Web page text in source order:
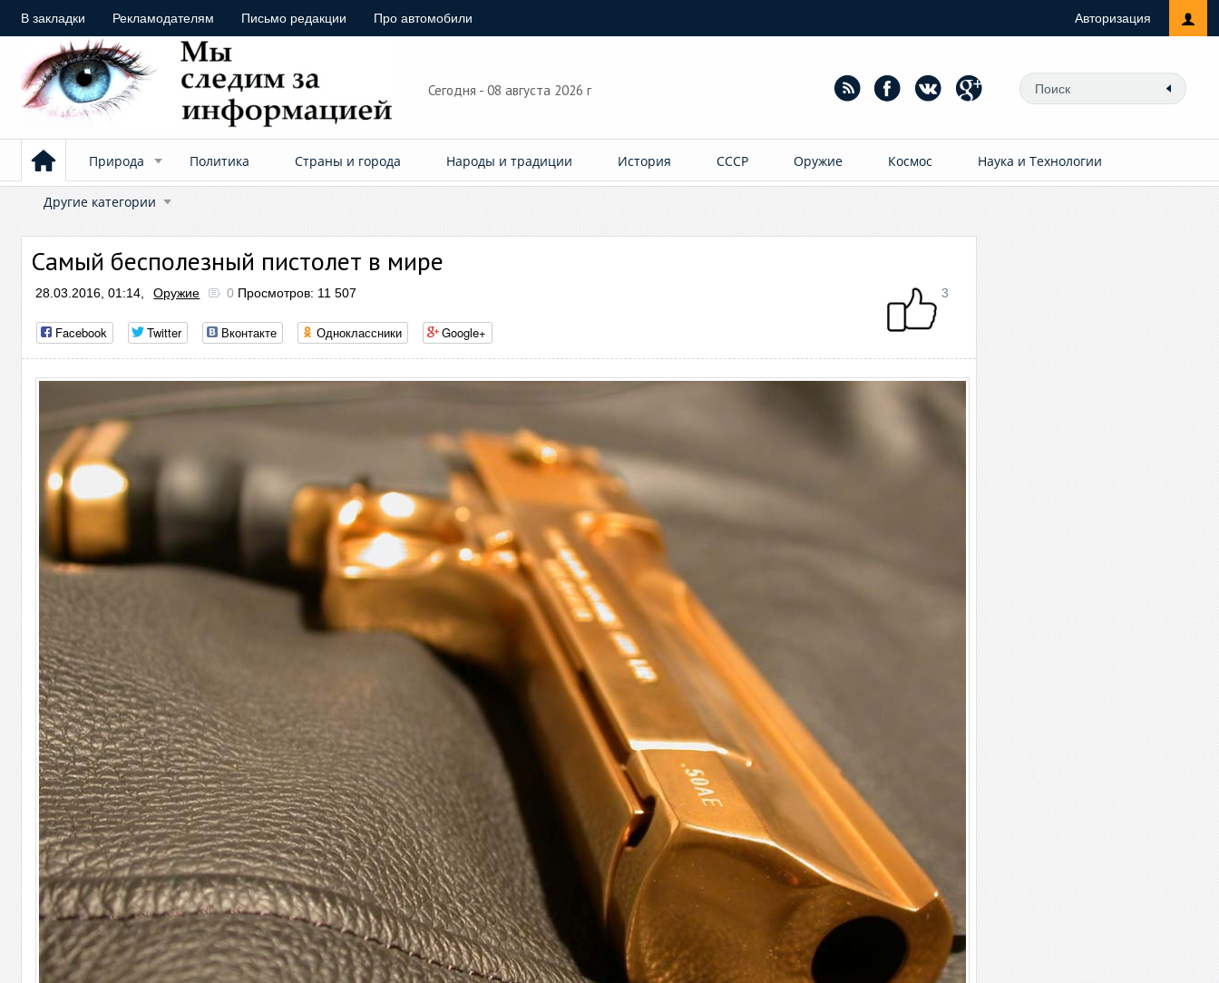
В закладки Рекламодателям Письмо редакции Про автомобили Авторизация
Сегодня - 08 августа 2026 г
Природа Политика Страны и города Народы и традиции История СССР Оружие Космос Наука и Технологии
Другие категории
Самый бесполезный пистолет в мире
28.03.2016, 01:14, Оружие 0 Просмотров: 11 507 3
Facebook Twitter Вконтакте Одноклассники Google+